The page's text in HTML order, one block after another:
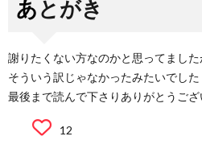
あとがき
謝りたくない方なのかと思ってました
そういう訳じゃなかったみたいでした
最後まで読んで下さりありがとうご
12